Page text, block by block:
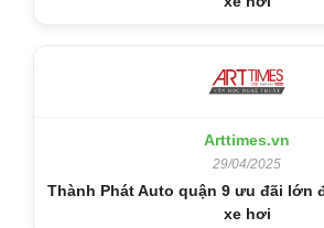
Arttimes.vn
29/04/2025
Thành Phát Auto quận 9 ưu đãi lớn
xe hơi